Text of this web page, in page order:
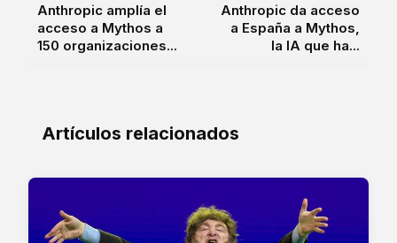
Anthropic amplía el
acceso a Mythos a
150 organizaciones...
Anthropic da acceso
a España a Mythos,
la IA que ha...
Artículos relacionados